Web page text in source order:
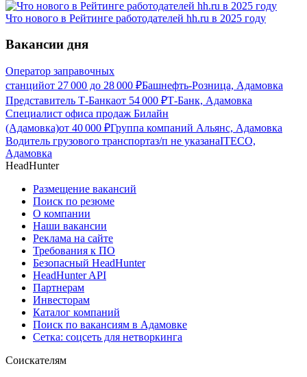
Что нового в Рейтинге работодателей hh.ru в 2025 году
Вакансии дня
Оператор заправочных
станцийот 27 000 до 28 000 ₽Башнефть-Розница, Адамовка
Представитель Т-Банкаот 54 000 ₽Т-Банк, Адамовка
Специалист офиса продаж Билайн
(Адамовка)от 40 000 ₽Группа компаний Альянс, Адамовка
Водитель грузового транспортаз/п не указанаITECO,
Адамовка
HeadHunter
Размещение вакансий
Поиск по резюме
О компании
Наши вакансии
Реклама на сайте
Требования к ПО
Безопасный HeadHunter
HeadHunter API
Партнерам
Инвесторам
Каталог компаний
Поиск по вакансиям в Адамовке
Сетка: соцсеть для нетворкинга
Соискателям